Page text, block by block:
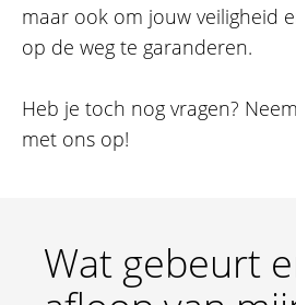
maar ook om jouw veiligheid
op de weg te garanderen.
Heb je toch nog vragen?
met ons op!
Wat gebeurt